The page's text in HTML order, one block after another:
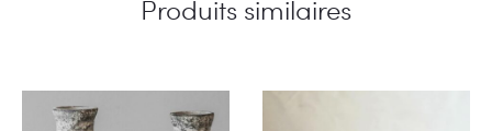
Produits similaires